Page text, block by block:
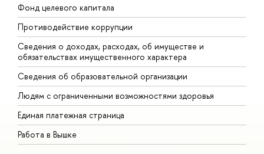
Фонд целевого капитала
Противодействие коррупции
Сведения о доходах, расходах, об имуществе и
обязательствах имущественного характера
Сведения об образовательной организации
Людям с ограниченными возможностями здоровья
Единая платежная страница
Работа в Вышке